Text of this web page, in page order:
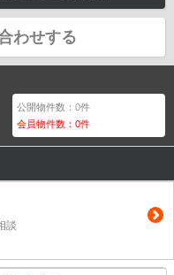
わせする
公開物件数：0件
会員物件数：0件
談